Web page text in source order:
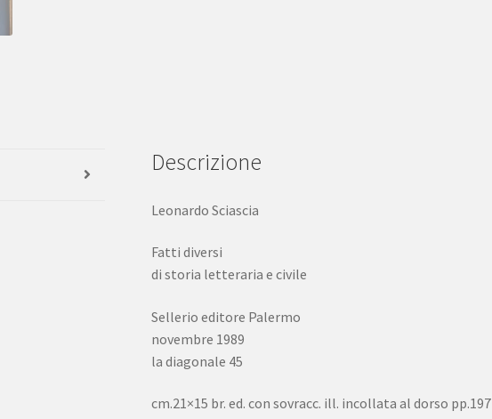
Descrizione
Leonardo Sciascia
Fatti diversi
di storia letteraria e civile
Sellerio editore Palermo
novembre 1989
la diagonale 45
cm.21×15 br. ed. con sovracc. ill. incollata al dorso pp.197